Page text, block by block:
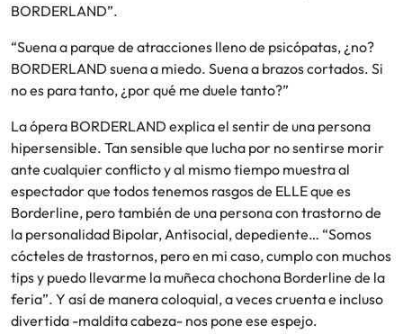
BORDERLAND”.
“Suena a parque de atracciones lleno de psicópatas, ¿no?
BORDERLAND suena a miedo. Suena a brazos cortados. Si
no es para tanto, ¿por qué me duele tanto?”
La ópera BORDERLAND explica el sentir de una persona
hipersensible. Tan sensible que lucha por no sentirse morir
ante cualquier conflicto y al mismo tiempo muestra al
espectador que todos tenemos rasgos de ELLE que es
Borderline, pero también de una persona con trastorno de
la personalidad Bipolar, Antisocial, depediente… “Somos
cócteles de trastornos, pero en mi caso, cumplo con muchos
tips y puedo llevarme la muñeca chochona Borderline de la
feria”. Y así de manera coloquial, a veces cruenta e incluso
divertida -maldita cabeza- nos pone ese espejo.